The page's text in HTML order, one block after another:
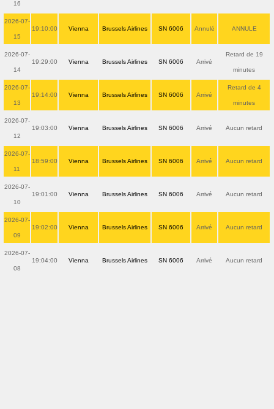
16
2026-07-
15
19:10:00 Vienna Brussels Airlines SN 6006 Annulé ANNULE
2026-07-
14
19:29:00 Vienna Brussels Airlines SN 6006 Arrivé
Retard de 19
minutes
2026-07-
13
19:14:00 Vienna Brussels Airlines SN 6006 Arrivé
Retard de 4
minutes
2026-07-
12
19:03:00 Vienna Brussels Airlines SN 6006 Arrivé Aucun retard
2026-07-
11
18:59:00 Vienna Brussels Airlines SN 6006 Arrivé Aucun retard
2026-07-
10
19:01:00 Vienna Brussels Airlines SN 6006 Arrivé Aucun retard
2026-07-
09
19:02:00 Vienna Brussels Airlines SN 6006 Arrivé Aucun retard
2026-07-
08
19:04:00 Vienna Brussels Airlines SN 6006 Arrivé Aucun retard